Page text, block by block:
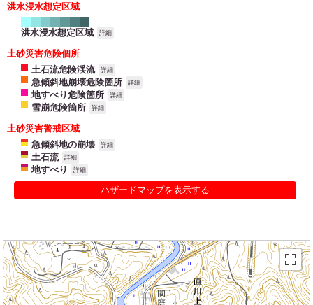
洪水浸水想定区域
洪水浸水想定区域 詳細
土砂災害危険個所
土石流危険渓流
詳細
急傾斜地崩壊危険箇所 詳細
地すべり危険箇所 詳細
雪崩危険箇所 詳細
土砂災害警戒区域
急傾斜地の崩壊
詳細
土石流 詳細
地すべり 詳細
ハザードマップを表示する